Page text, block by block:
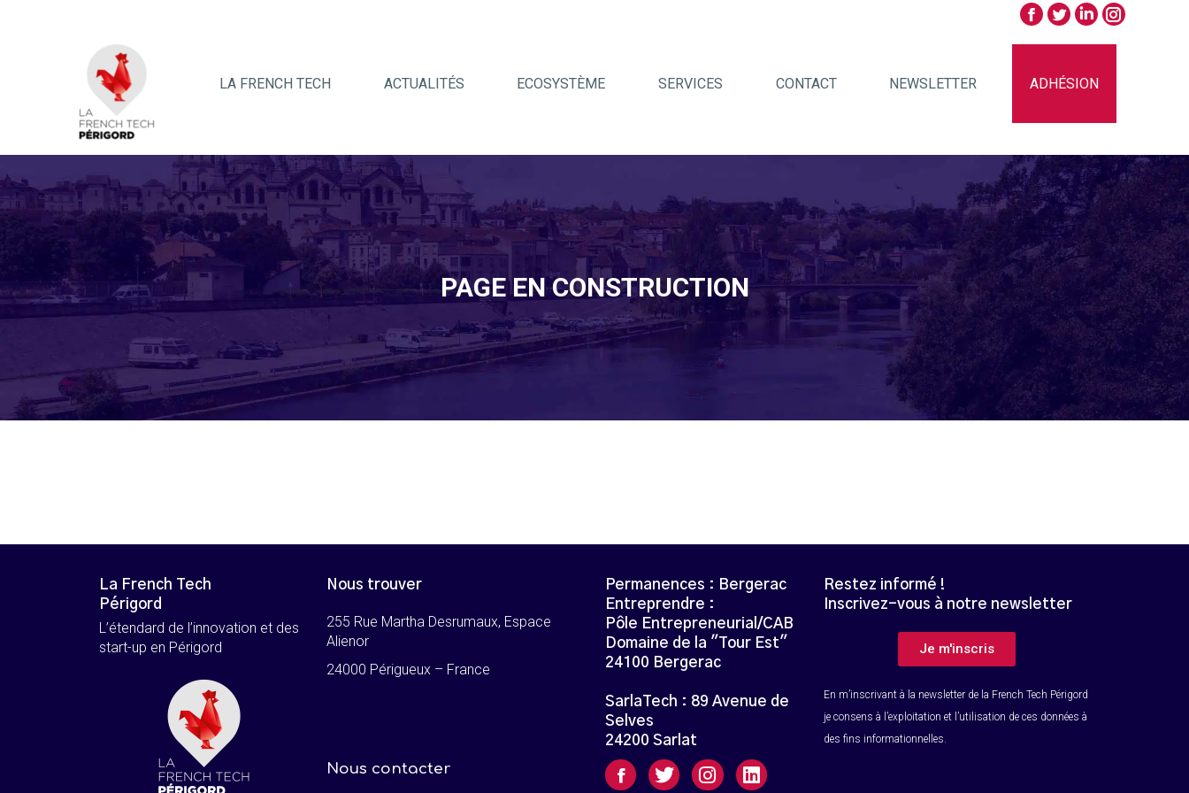
LA FRENCH TECH ACTUALITÉS ECOSYSTÈME SERVICES CONTACT NEWSLETTER ADHÉSION
PAGE EN CONSTRUCTION
La French Tech
Périgord
L’étendard de l’innovation et des
start-up en Périgord
Nous trouver
255 Rue Martha Desrumaux, Espace
Alienor
24000 Périgueux – France
Nous contacter
Permanences : Bergerac
Entreprendre :
Pôle Entrepreneurial/CAB
Domaine de la "Tour Est"
24100 Bergerac
SarlaTech : 89 Avenue de
Selves
24200 Sarlat
Restez informé !
Inscrivez-vous à notre newsletter
Je m'inscris
En m’inscrivant à la newsletter de la French Tech Périgord
je consens à l’exploitation et l’utilisation de ces données à
des fins informationnelles.